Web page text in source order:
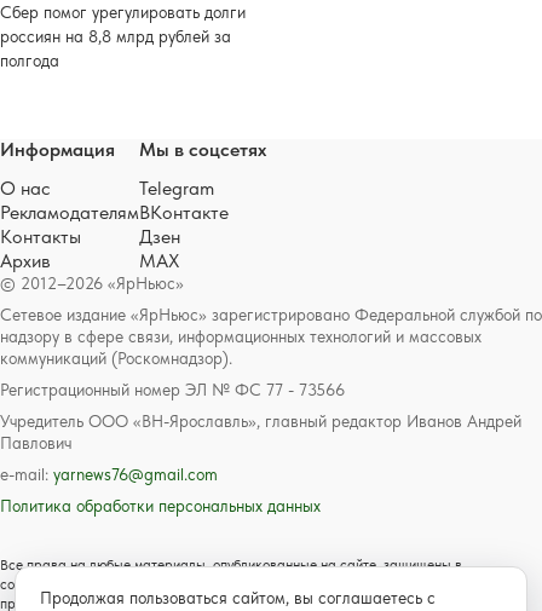
Сбер помог урегулировать долги
россиян на 8,8 млрд рублей за
полгода
© 2012–2026 «ЯрНьюс»
Сетевое издание «ЯрНьюс» зарегистрировано Федеральной службой по
надзору в сфере связи, информационных технологий и массовых
коммуникаций (Роскомнадзор).
Регистрационный номер ЭЛ № ФС 77 - 73566
Учредитель ООО «ВН-Ярославль», главный редактор Иванов Андрей
Павлович
e-mail: yarnews76@gmail.com
Политика обработки персональных данных
Все права на любые материалы, опубликованные на сайте, защищены в
соответствии с российским и международным законодательством об авторском
праве и смежных правах. Любое использование текстовых, фото, аудио и
Информация
О нас
Рекламодателям
Контакты
Архив
Мы в соцсетях
Telegram
ВКонтакте
Дзен
MAX
Продолжая пользоваться сайтом, вы соглашаетесь с